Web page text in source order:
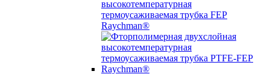
высокотемпературная
термоусаживаемая трубка FEP
Raychman®